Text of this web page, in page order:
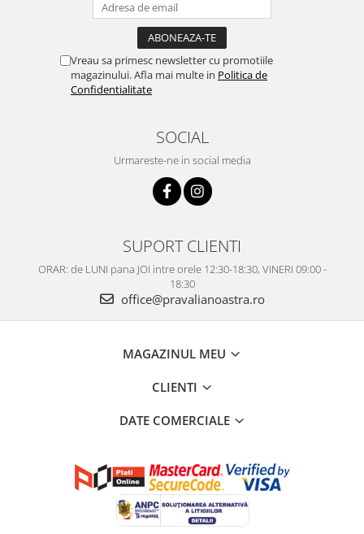
Vreau sa primesc newsletter cu promotiile
magazinului. Afla mai multe in Politica de
Confidentialitate
SOCIAL
Urmareste-ne in social media
SUPORT CLIENTI
ORAR: de LUNI pana JOI intre orele 12:30-18:30, VINERI 09:00 -
18:30
office@pravalianoastra.ro
MAGAZINUL MEU
CLIENTI
DATE COMERCIALE